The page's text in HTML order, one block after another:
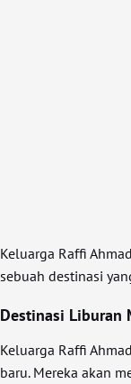
Keluarga Raffi
sebuah destinasi
Destinasi Liburan
Keluarga Raffi
baru. Mereka akan